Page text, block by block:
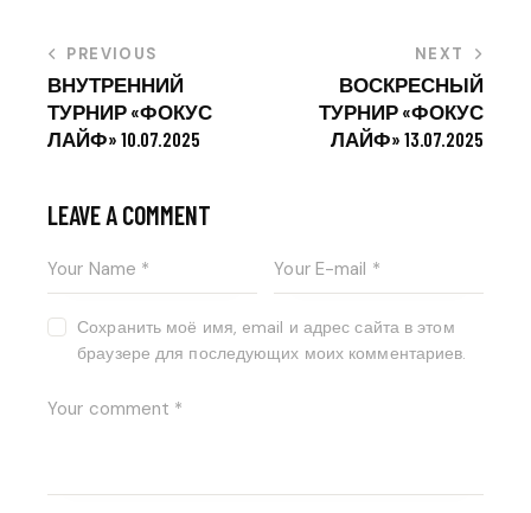
PREVIOUS
ВНУТРЕННИЙ
ТУРНИР «ФОКУС
ЛАЙФ» 10.07.2025
NEXT
ВОСКРЕСНЫЙ
ТУРНИР «ФОКУС
ЛАЙФ» 13.07.2025
LEAVE A COMMENT
Сохранить моё имя, email и адрес сайта в этом
браузере для последующих моих комментариев.